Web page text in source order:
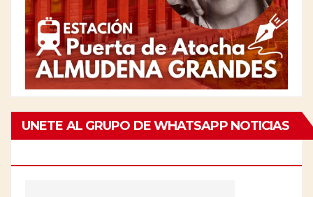
UNETE AL GRUPO DE WHATSAPP NOTICIAS